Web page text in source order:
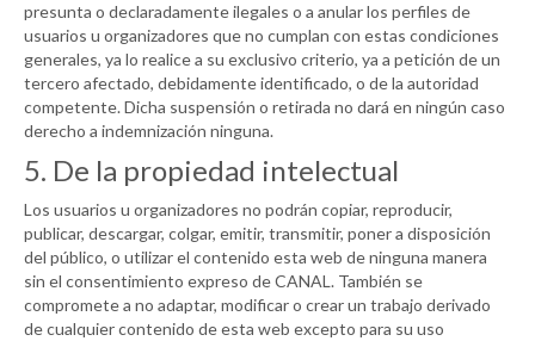
presunta o declaradamente ilegales o a anular los perfiles de
usuarios u organizadores que no cumplan con estas condiciones
generales, ya lo realice a su exclusivo criterio, ya a petición de un
tercero afectado, debidamente identificado, o de la autoridad
competente. Dicha suspensión o retirada no dará en ningún caso
derecho a indemnización ninguna.
5. De la propiedad intelectual
Los usuarios u organizadores no podrán copiar, reproducir,
publicar, descargar, colgar, emitir, transmitir, poner a disposición
del público, o utilizar el contenido esta web de ninguna manera
sin el consentimiento expreso deCANAL . También se
compromete a no adaptar, modificar o crear un trabajo derivado
de cualquier contenido de esta web excepto para su uso